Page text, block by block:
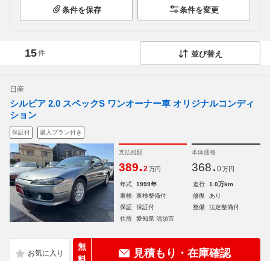
条件を保存 条件を変更
15件 並び替え
日産
シルビア 2.0 スペックS ワンオーナー車 オリジナルコンディ
ション
保証付 購入プラン付き
支払総額
389.2 万円
本体価格
368. 0 万円
年式 1999年 走行
1.0万km
車検
車検整備付 修復
あり
保証
保証付 整備
法定整備付
住所
愛知県 清須市
無
見積もり・在庫確認